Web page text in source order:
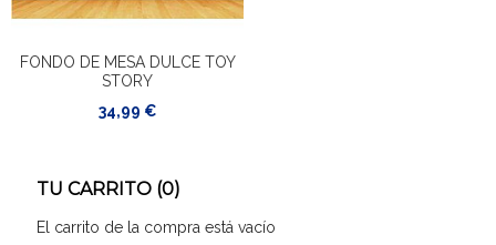
TU CARRITO (0)
El carrito de la compra está vacío
FONDO DE MESA DULCE TOY
STORY
34,99 €